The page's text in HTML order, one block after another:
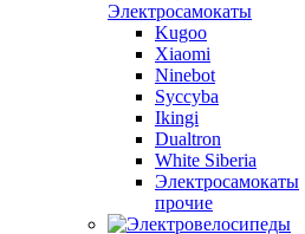
Электросамокаты
Kugoo
Xiaomi
Ninebot
Syccyba
Ikingi
Dualtron
White Siberia
Электросамокаты
прочие